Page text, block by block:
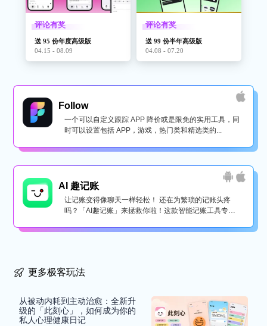
评论有奖
送 95 份年度高级版
04.15 - 08.09
评论有奖
送 99 份半年高级版
04.08 - 07.20
Follow
一个可以自定义跟踪 APP 降价或是限免的实用工具，同
时可以设置包括 APP，游戏，热门类和精选类的...
AI 趣记账
让记账变得像聊天一样轻松！ 还在为繁琐的记账头疼
吗？「AI趣记账」来拯救你啦！这款智能记账工具专为
更多极客玩法
从被动内耗到主动治愈：全新升
级的「此刻心」，如何成为你的
私人心理健康日记